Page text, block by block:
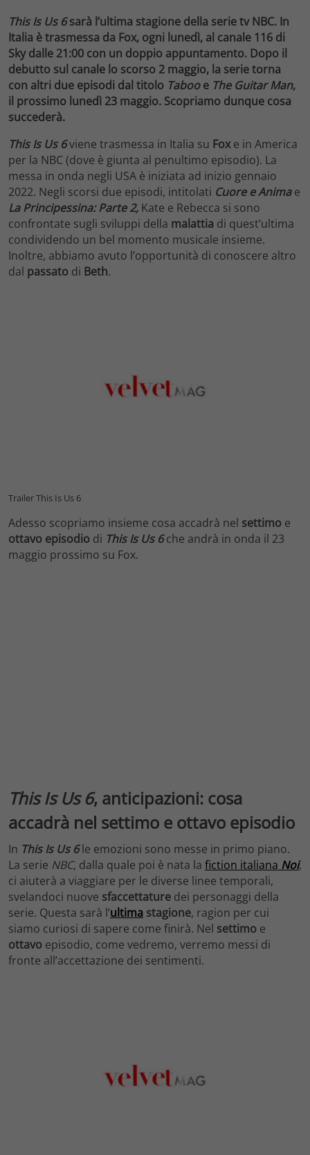
This Is Us 6sarà l’ultima stagione della serie tv NBC. In
Italia è trasmessa da Fox, ogni lunedì, al canale 116 di
Sky dalle 21:00 con un doppio appuntamento. Dopo il
debutto sul canale lo scorso 2 maggio, la serie torna
con altri due episodi dal titolo Tabooe The Guitar Man,
il prossimo lunedì 23 maggio. Scopriamo dunque cosa
succederà.
This Is Us 6viene trasmessa in Italia su Foxe in America
per la NBC (dove è giunta al penultimo episodio). La
messa in onda negli USA è iniziata ad inizio gennaio
2022. Negli scorsi due episodi, intitolati Cuore e Animae
La Principessina: Parte 2, Kate e Rebecca si sono
confrontate sugli sviluppi della malattia di quest’ultima
condividendo un bel momento musicale insieme.
Inoltre, abbiamo avuto l’opportunità di conoscere altro
dal passato di Beth.
Trailer This Is Us 6
Adesso scopriamo insieme cosa accadrà nel settimo e
ottavo episodio di This Is Us 6 che andrà in onda il 23
maggio prossimo su Fox.
This Is Us 6, anticipazioni: cosa
accadrà nel settimo e ottavo episodio
In This Is Us 6le emozioni sono messe in primo piano.
La serie NBC, dalla quale poi è nata la fiction italiana Noi,
ci aiuterà a viaggiare per le diverse linee temporali,
svelandoci nuove sfaccettature dei personaggi della
serie. Questa sarà l’ultima stagione, ragion per cui
siamo curiosi di sapere come finirà. Nel settimo e
ottavo episodio, come vedremo, verremo messi di
fronte all’accettazione dei sentimenti.